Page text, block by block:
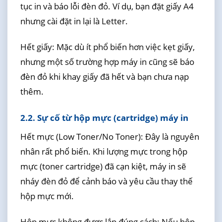
tục in và báo lỗi đèn đỏ. Ví dụ, bạn đặt giấy A4
nhưng cài đặt in lại là Letter.
Hết giấy: Mặc dù ít phổ biến hơn việc kẹt giấy,
nhưng một số trường hợp máy in cũng sẽ báo
đèn đỏ khi khay giấy đã hết và bạn chưa nạp
thêm.
2.2. Sự cố từ hộp mực (cartridge) máy in
Hết mực (Low Toner/No Toner): Đây là nguyên
nhân rất phổ biến. Khi lượng mực trong hộp
mực (toner cartridge) đã cạn kiệt, máy in sẽ
nháy đèn đỏ để cảnh báo và yêu cầu thay thế
hộp mực mới.